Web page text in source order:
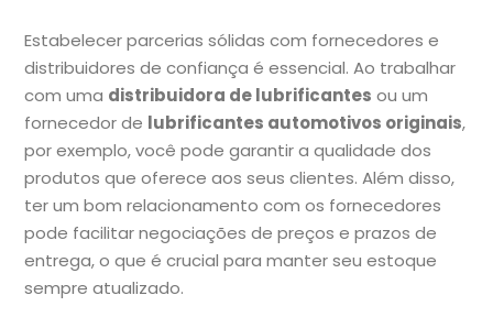
Estabelecer parcerias sólidas com fornecedores e
distribuidores de confiança é essencial. Ao trabalhar
com uma distribuidora de lubrificantes ou um
fornecedor de lubrificantes automotivos originais,
por exemplo, você pode garantir a qualidade dos
produtos que oferece aos seus clientes. Além disso,
ter um bom relacionamento com os fornecedores
pode facilitar negociações de preços e prazos de
entrega, o que é crucial para manter seu estoque
sempre atualizado.